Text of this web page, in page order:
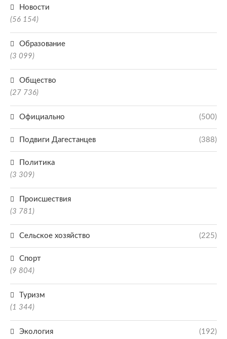
Новости
(56 154)
Образование
(3 099)
Общество
(27 736)
Официально (500)
Подвиги Дагестанцев (388)
Политика
(3 309)
Происшествия
(3 781)
Сельское хозяйство (225)
Спорт
(9 804)
Туризм
(1 344)
Экология (192)